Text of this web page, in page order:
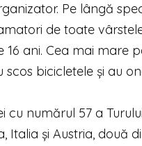
Pe lângă
de toate
16 ani. Cea mai mare
scos bicicletele și au
cu numărul 57 a
Italia și Austria, două